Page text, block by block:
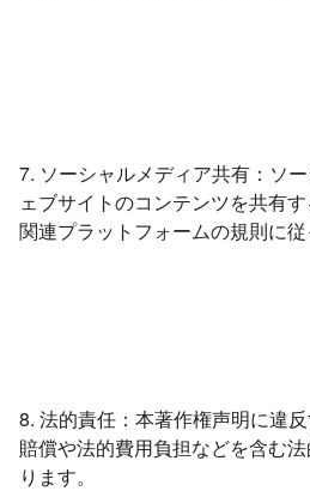
7. ソーシャルメディア共有：ソ
ェブサイトのコンテンツを共有す
関連プラットフォームの規則に従
8. 法的責任：本著作権声明に違
賠償や法的費用負担などを含む
ります。